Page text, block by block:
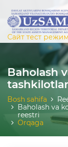
menu
Сайт тест
Baholash
Bosh sahifa
Baholash va
reestri
Orqaga